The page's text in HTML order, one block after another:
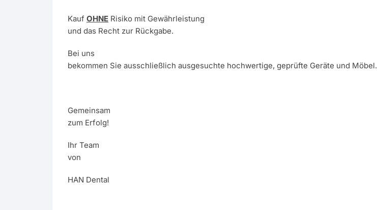
Kauf OHNE Risiko mit Gewährleistung
und das Recht zur Rückgabe.
Bei uns
bekommen Sie ausschließlich ausgesuchte hochwertige, geprüfte Geräte und Möbel.
Gemeinsam
zum Erfolg!
Ihr Team
von
HAN Dental